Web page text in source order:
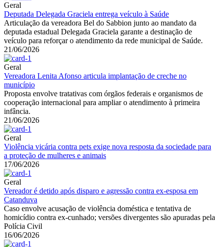
Geral
Deputada Delegada Graciela entrega veículo à Saúde
Articulação da vereadora Bel do Sabbion junto ao mandato da
deputada estadual Delegada Graciela garante a destinação de
veículo para reforçar o atendimento da rede municipal de Saúde.
21/06/2026
Geral
Vereadora Lenita Afonso articula implantação de creche no
município
Proposta envolve tratativas com órgãos federais e organismos de
cooperação internacional para ampliar o atendimento à primeira
infância.
21/06/2026
Geral
Violência vicária contra pets exige nova resposta da sociedade para
a proteção de mulheres e animais
17/06/2026
Geral
Vereador é detido após disparo e agressão contra ex-esposa em
Catanduva
Caso envolve acusação de violência doméstica e tentativa de
homicídio contra ex-cunhado; versões divergentes são apuradas pela
Polícia Civil
16/06/2026